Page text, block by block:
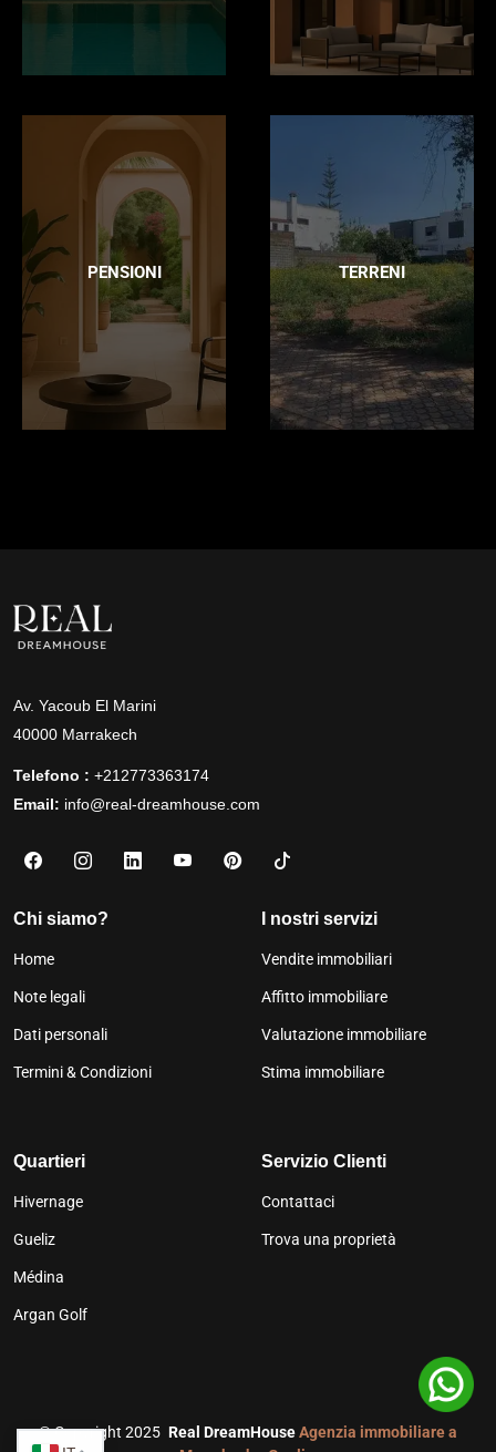
PENSIONI TERRENI
Av. Yacoub El Marini
40000 Marrakech
Telefono : +212773363174
Email: info@real-dreamhouse.com
Chi siamo?
Home
Note legali
Dati personali
Termini & Condizioni
I nostri servizi
Vendite immobiliari
Affitto immobiliare
Valutazione immobiliare
Stima immobiliare
Quartieri
Hivernage
Gueliz
Médina
Argan Golf
Servizio Clienti
Contattaci
Trova una proprietà
©Copyright 2025 Real DreamHouseAgenzia immobiliare a